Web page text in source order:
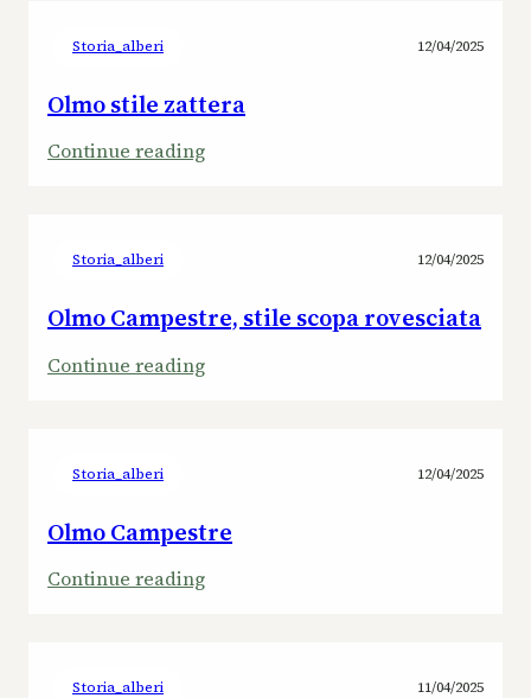
Storia_alberi 12/04/2025
Olmo stile zattera
Continue reading:
Storia_alberi 12/04/2025
Olmo Campestre, stile scopa rovesciata
Continue reading:
rovesciata
Storia_alberi 12/04/2025
Olmo Campestre
Continue reading:
Storia_alberi 11/04/2025